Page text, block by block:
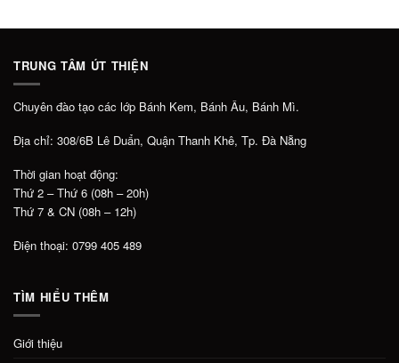
TRUNG TÂM ÚT THIỆN
Chuyên đào tạo các lớp Bánh Kem, Bánh Âu, Bánh Mì.
Địa chỉ: 308/6B Lê Duẩn, Quận Thanh Khê, Tp. Đà Nẵng
Thời gian hoạt động:
Thứ 2 – Thứ 6 (08h – 20h)
Thứ 7 & CN (08h – 12h)
Điện thoại: 0799 405 489
TÌM HIỂU THÊM
Giới thiệu